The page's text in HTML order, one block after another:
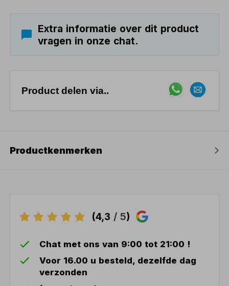
Extra informatie over dit product
vragen in onze chat.
Product delen via..
Productkenmerken
(4,3 / 5)
Chat met ons van 9:00 tot 21:00 !
Voor 16.00 u besteld, dezelfde dag
verzonden